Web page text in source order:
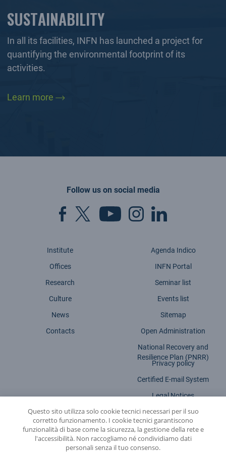
SUSTAINABILITY
In all its facilities, INFN has launched a project for
quantifying the environmental footprint of its
activities.
Learn more
Follow us on social media
Institute
Offices
Research
Culture
News
Contacts
Agenda Indico
INFN Portal
Seminar list
Events list
Sitemap
Open Administration
National Recovery and
Resilience Plan (PNRR)
Privacy policy
Certified E-mail System
Legal Notices
Accessibility statement
Questo sito utilizza solo cookie tecnici necessari per il suo
corretto funzionamento. I cookie tecnici garantiscono
funzionalità di base come la sicurezza, la gestione della rete e
l'accessibilità. Non raccogliamo né condividiamo dati
personali senza il tuo consenso.